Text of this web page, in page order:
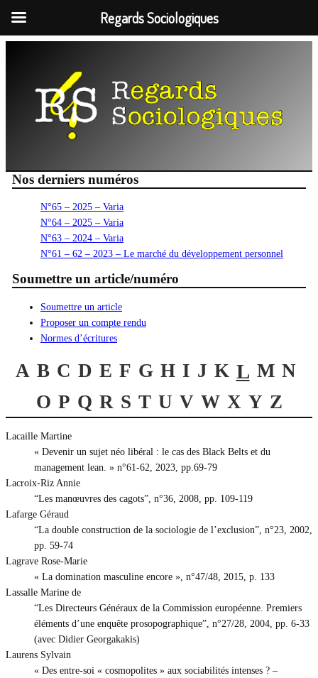
Nos derniers numéros
N°65 – 2025 – Varia
N°64 – 2025 – Varia
N°63 – 2024 – Varia
N°61 – 62 – 2023 – Le marché du développement personnel
Soumettre un article/numéro
Soumettre un article
Proposer un compte rendu
Normes d’écritures
A B C D E F G H I J K L M N
O P Q R S T U V W X Y Z
Lacaille Martine
« Devenir un sujet néo libéral : le cas des Black Belts et du
management lean. » n°61-62, 2023, pp.69-79
Lacroix-Riz Annie
“Les manœuvres des cagots”, n°36, 2008, pp. 109-119
Lafarge Géraud
“La double construction de la sociologie de l’exclusion”, n°23, 2002,
pp. 59-74
Lagrave Rose-Marie
« La domination masculine encore », n°47/48, 2015, p. 133
Lassalle Marine de
“Les Directeurs Généraux de la Commission européenne. Premiers
éléments d’une enquête prosopographique”, n°27/28, 2004, pp. 6-33
(avec Didier Georgakakis)
Laurens Sylvain
« Des entre-soi « cosmopolites » aux sociabilités intenses ? –
Regards Sociologiques